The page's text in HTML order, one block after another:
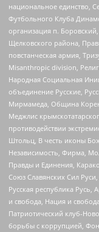
национальное единство,
Футбольного Клуба
организация п.
Щелковского района,
повстанческая армия,
Misanthropic division,
Народная Социальная
объединение Русские,
Мирмамеда, Община
Меджлис
противодействии
Штольц, В честь иконы
Независимость, Фирма,
Правды и Единения,
Союз Славянских Сил
Русская республика Русь,
и свобода, Нация и
Патриотический клуб-
борьбы с коррупцией,